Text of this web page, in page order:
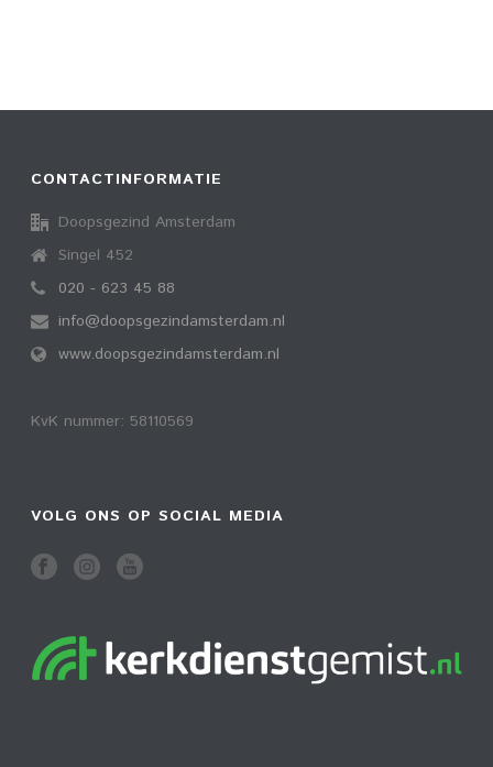
CONTACTINFORMATIE
Doopsgezind Amsterdam
Singel 452
020 - 623 45 88
info@doopsgezindamsterdam.nl
www.doopsgezindamsterdam.nl
KvK nummer: 58110569
VOLG ONS OP SOCIAL MEDIA